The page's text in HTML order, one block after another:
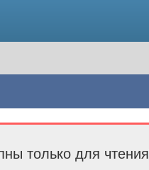
только для чтения